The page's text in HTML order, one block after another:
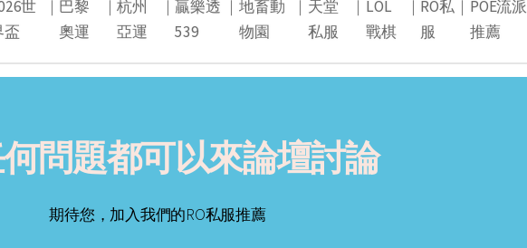
世
盃
｜ 巴黎
奧運
｜杭州
亞運
｜贏樂透
539
｜地畜動
物園
｜ 天堂
私服
｜ LOL
戰棋
｜ RO私
服
｜ POE流派
推薦
問題都可以來論壇討論
期待您，加入我們的RO私服推薦